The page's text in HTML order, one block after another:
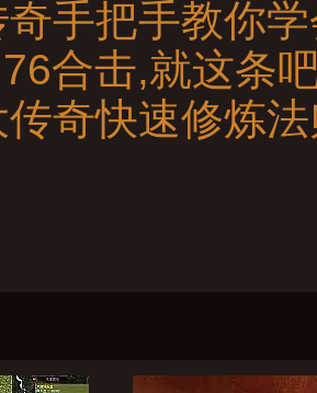
奇手把手教你
合击,就这条
奇快速修炼